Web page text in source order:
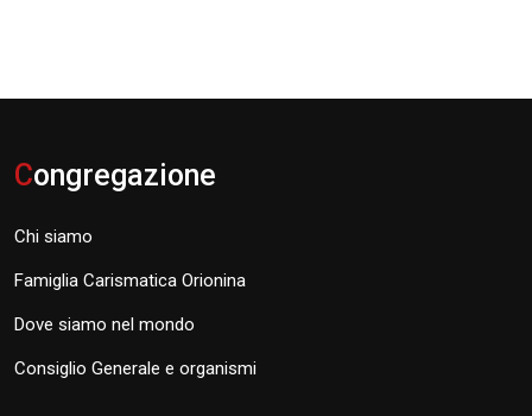
Congregazione
Chi siamo
Famiglia Carismatica Orionina
Dove siamo nel mondo
Consiglio Generale e organismi